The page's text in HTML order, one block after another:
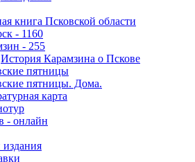
книга Псковской области
- 1160
- 255
История Карамзина о Пскове
пятницы
пятницы. Дома.
карта
- онлайн